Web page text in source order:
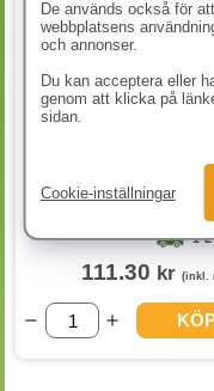
1-
111.30 kr (inkl.
De används också för
webbplatsens
och annonser.
Du kan acceptera eller
genom att klicka på
sidan.
Cookie-inställningar